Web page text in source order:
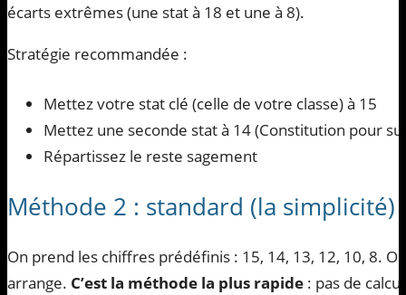
écarts extrêmes (une stat à 18 et une à 8).
Stratégie recommandée :
Mettez votre stat clé (celle de votre classe) à 15
Mettez une seconde stat à 14 (Constitution pour
Répartissez le reste sagement
Méthode 2 : standard (la simplicité)
On prend les chiffres prédéfinis : 15, 14, 13, 12, 10, 8.
arrange. C’est la méthode la plus rapide : pas de